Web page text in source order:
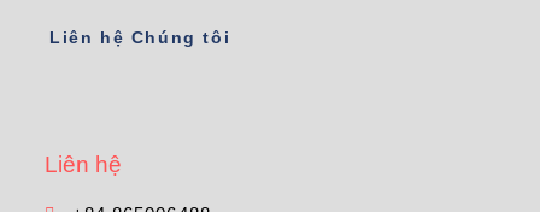
Liên hệ Chúng tôi
Liên hệ